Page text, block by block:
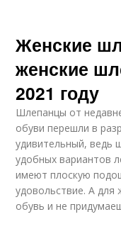
Женские
женские
2021 году
Шлепанцы от
обуви перешли в
удивительный, ведь
удобных вариантов
имеют плоскую
удовольствие. А для
обувь и не